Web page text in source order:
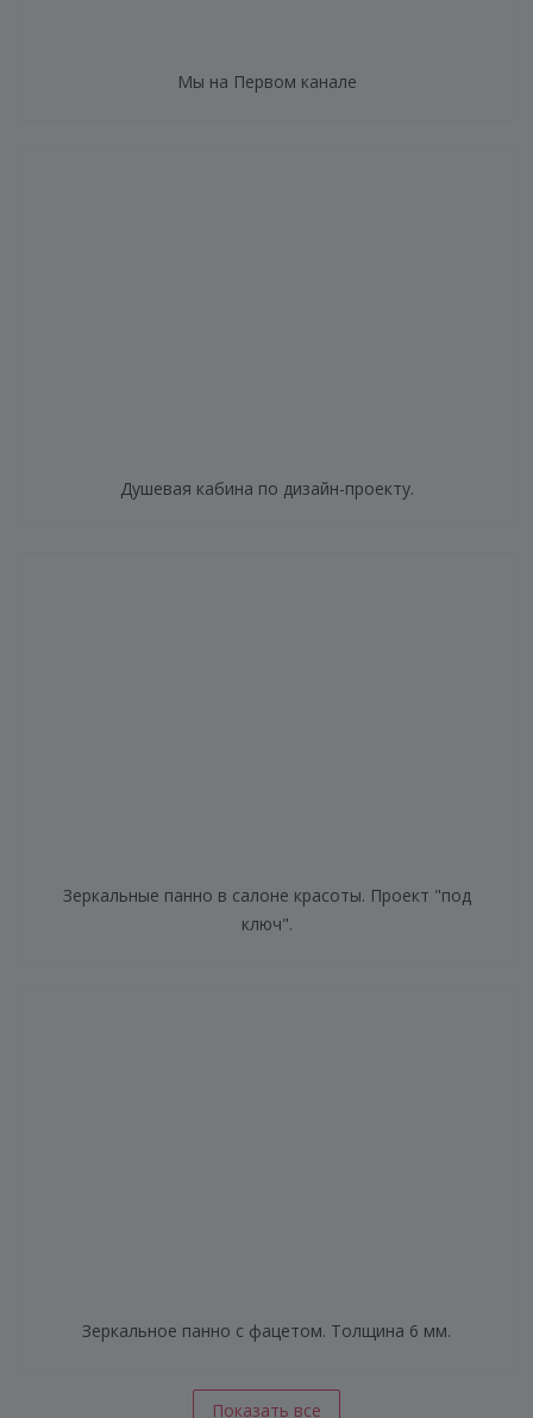
Мы на Первом канале
Душевая кабина по дизайн-проекту.
Зеркальные панно в салоне красоты. Проект "под
ключ".
Зеркальное панно с фацетом. Толщина 6 мм.
Показать все